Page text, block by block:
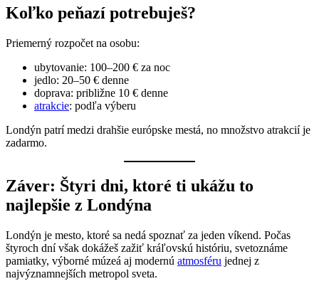
Koľko peňazí potrebuješ?
Priemerný rozpočet na osobu:
ubytovanie: 100–200 € za noc
jedlo: 20–50 € denne
doprava: približne 10 € denne
atrakcie: podľa výberu
Londýn patrí medzi drahšie európske mestá, no množstvo atrakcií je
zadarmo.
Záver: Štyri dni, ktoré ti ukážu to
najlepšie z Londýna
Londýn je mesto, ktoré sa nedá spoznať za jeden víkend. Počas
štyroch dní však dokážeš zažiť kráľovskú históriu, svetoznáme
pamiatky, výborné múzeá aj modernú atmosféru jednej z
najvýznamnejších metropol sveta.